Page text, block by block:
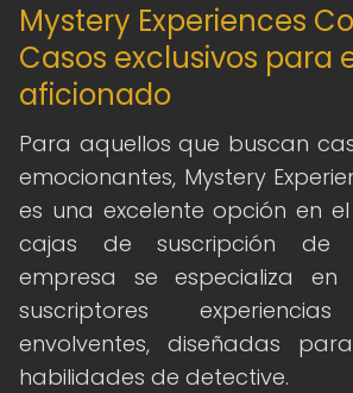
Mystery Experiences
Casos exclusivos para
aficionado
Para aquellos que buscan
emocionantes, Mystery
es una excelente opción en
cajas de suscripción de
empresa se especializa
suscriptores
envolventes, diseñadas
habilidades de detective.